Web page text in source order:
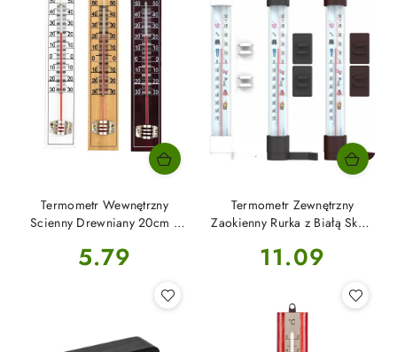
Termometr Wewnętrzny
Scienny Drewniany 20cm x
GardenLine
Cena:
5.79
Termometr Zewnętrzny
Zaokienny Rurka z Białą Skalą
020560 Bioterm
Cena:
11.09